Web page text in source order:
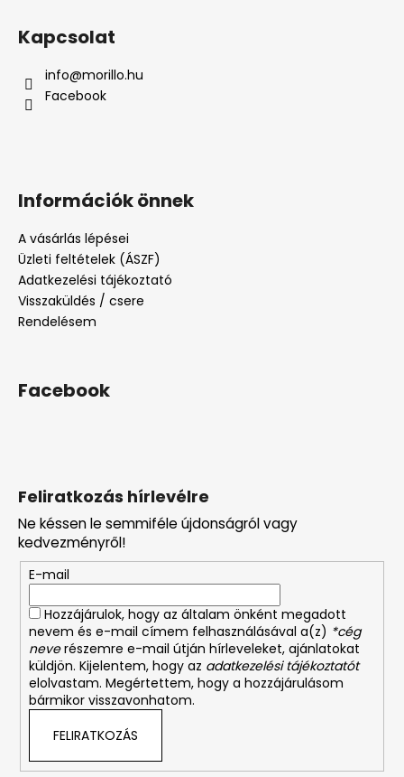
Feliratkozás hírlevélre
Ne késsen le semmiféle újdonságról vagy
kedvezményről!
E-mail
Hozzájárulok, hogy az általam önként megadott
nevem és e-mail címem felhasználásával a(z) *cég
neverészemre e-mail útján hírleveleket, ajánlatokat
küldjön. Kijelentem, hogy az adatkezelési tájékoztatót
elolvastam. Megértettem, hogy a hozzájárulásom
bármikor visszavonhatom.
FELIRATKOZÁS
Kapcsolat
info@morillo.hu
Facebook
Információk önnek
A vásárlás lépései
Üzleti feltételek (ÁSZF)
Adatkezelési tájékoztató
Visszaküldés / csere
Rendelésem
Facebook